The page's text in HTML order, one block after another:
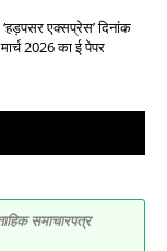
‘हड़पसर एक्सप्रेस’ दिनांक
2026 का ई पेपर
समाचारपत्र